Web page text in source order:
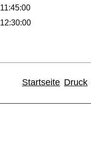
11:45:00
12:30:00
Startseite Druck